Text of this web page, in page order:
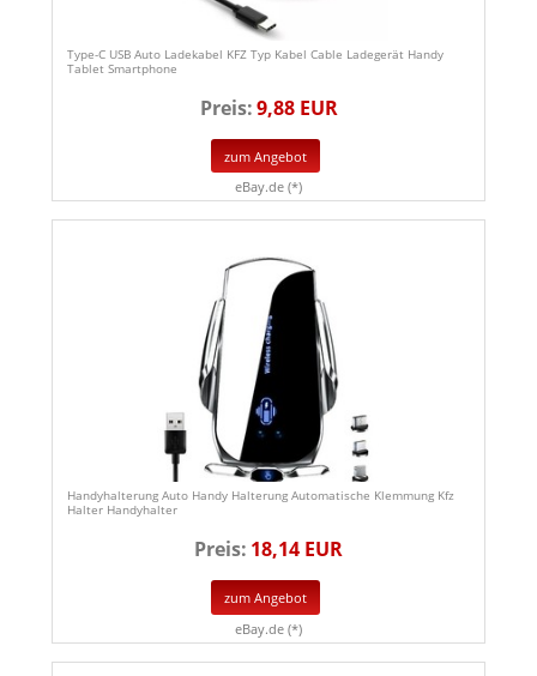
Type-C USB Auto Ladekabel KFZ Typ Kabel Cable Ladegerät Handy
Tablet Smartphone
Preis:9,88 EUR
zum Angebot
eBay.de (*)
Handyhalterung Auto Handy Halterung Automatische Klemmung Kfz
Halter Handyhalter
Preis: 18,14 EUR
zum Angebot
eBay.de (*)